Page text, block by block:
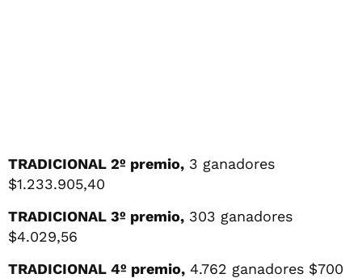
TRADICIONAL 2º premio, 3 ganadores
$1.233.905,40
TRADICIONAL 3º premio, 303 ganadores
$4.029,56
TRADICIONAL 4º premio, 4.762 ganadores $700